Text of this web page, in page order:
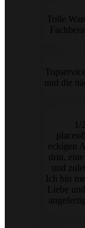
Tolle
und die
eckigen
drin,
und
Ich bin
Liebe